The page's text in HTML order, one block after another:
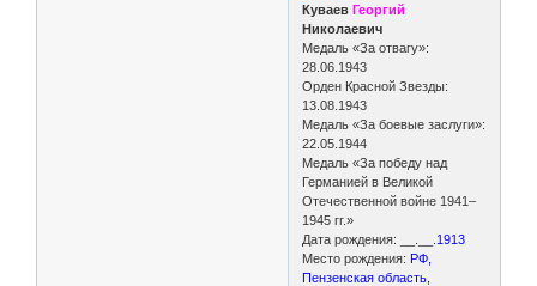
Куваев Георгий
Николаевич
Медаль «За отвагу»:
28.06.1943
Орден Красной Звезды:
13.08.1943
Медаль «За боевые заслуги»:
22.05.1944
Медаль «За победу над
Германией в Великой
Отечественной войне 1941–
1945 гг.»
Дата рождения: __.__. 1913
Место рождения: РФ,
Пензенская область,